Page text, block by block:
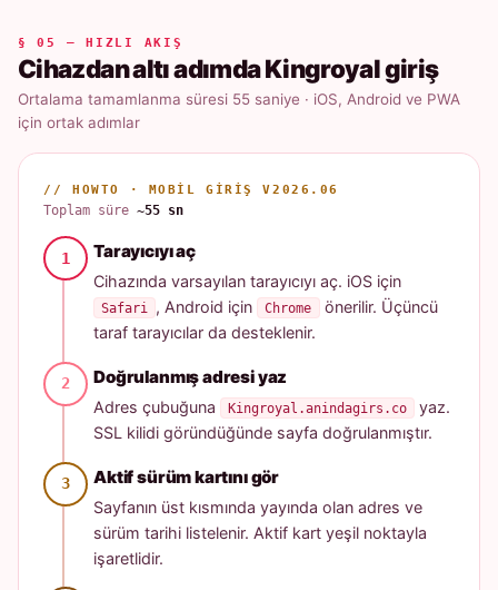
§ 05 — HIZLI AKIŞ
Cihazdan altı adımda Kingroyal giriş
Ortalama tamamlanma süresi 55 saniye · iOS, Android ve PWA
için ortak adımlar
// HOWTO · MOBIL GIRIŞ V2026.06
Toplam süre~55 sn
Tarayıcıyı aç
Cihazında varsayılan tarayıcıyı aç. iOS için
Safari , Android için Chrome
önerilir. Üçüncü
taraf tarayıcılar da desteklenir.
Doğrulanmış adresi yaz
Adres çubuğuna Kingroyal.anindagirs.co
yaz.
SSL kilidi göründüğünde sayfa doğrulanmıştır.
Aktif sürüm kartını gör
Sayfanın üst kısmında yayında olan adres ve
sürüm tarihi listelenir. Aktif kart yeşil noktayla
işaretlidir.